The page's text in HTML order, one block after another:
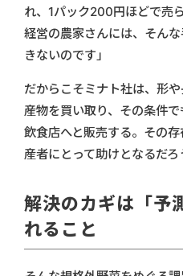
れ、1パック200円ほどで売
経営の農家さんには、そん
きないのです」
だからこそミナト社は、形
産物を買い取り、その条件
飲食店へと販売する。その
産者にとって助けとなるだろ
解決のカギは「予
れること